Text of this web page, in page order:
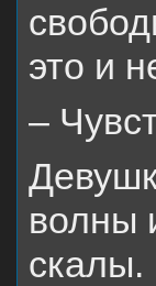
это и
–
волны
скалы.